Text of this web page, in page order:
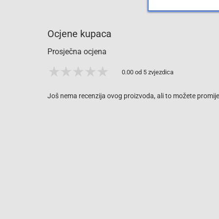
Ocjene kupaca
Prosječna ocjena
0.00 od 5 zvjezdica
Još nema recenzija ovog proizvoda, ali to možete